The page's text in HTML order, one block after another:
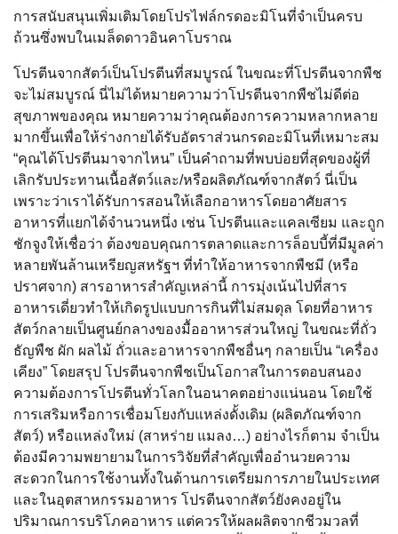
การสนับสนุนเพิ่มเติมโดยโปรไฟล์กรดอะมิโนที่จำเป็นครบ
ถ้วนซึ่งพบในเมล็ดดาวอินคาโบราณ
โปรตีนจากสัตว์เป็นโปรตีนที่สมบูรณ์ ในขณะที่โปรตีนจากพืช
จะไม่สมบูรณ์ นี่ไม่ได้หมายความว่าโปรตีนจากพืชไม่ดีต่อ
สุขภาพของคุณ หมายความว่าคุณต้องการความหลากหลาย
มากขึ้นเพื่อให้ร่างกายได้รับอัตราส่วนกรดอะมิโนที่เหมาะสม
“คุณได้โปรตีนมาจากไหน” เป็นคำถามที่พบบ่อยที่สุดของผู้ที่
เลิกรับประทานเนื้อสัตว์และ/หรือผลิตภัณฑ์จากสัตว์ นี่เป็น
เพราะว่าเราได้รับการสอนให้เลือกอาหารโดยอาศัยสาร
อาหารที่แยกได้จำนวนหนึ่ง เช่น โปรตีนและแคลเซียม และถูก
ชักจูงให้เชื่อว่า ต้องขอบคุณการตลาดและการล็อบบี้ที่มีมูลค่า
หลายพันล้านเหรียญสหรัฐฯ ที่ทำให้อาหารจากพืชมี (หรือ
ปราศจาก) สารอาหารสำคัญเหล่านี้ การมุ่งเน้นไปที่สาร
อาหารเดี่ยวทำให้เกิดรูปแบบการกินที่ไม่สมดุล โดยที่อาหาร
สัตว์กลายเป็นศูนย์กลางของมื้ออาหารส่วนใหญ่ ในขณะที่ถั่ว
ธัญพืช ผัก ผลไม้ ถั่วและอาหารจากพืชอื่นๆ กลายเป็น “เครื่อง
เคียง” โดยสรุป โปรตีนจากพืชเป็นโอกาสในการตอบสนอง
ความต้องการโปรตีนทั่วโลกในอนาคตอย่างแน่นอน โดยใช้
การเสริมหรือการเชื่อมโยงกับแหล่งดั้งเดิม (ผลิตภัณฑ์จาก
สัตว์) หรือแหล่งใหม่ (สาหร่าย แมลง…) อย่างไรก็ตาม จำเป็น
ต้องมีความพยายามในการวิจัยที่สำคัญเพื่ออำนวยความ
สะดวกในการใช้งานทั้งในด้านการเตรียมการภายในประเทศ
และในอุตสาหกรรมอาหาร โปรตีนจากสัตว์ยังคงอยู่ใน
ปริมาณการบริโภคอาหาร แต่ควรให้ผลผลิตจากชีวมวลที่